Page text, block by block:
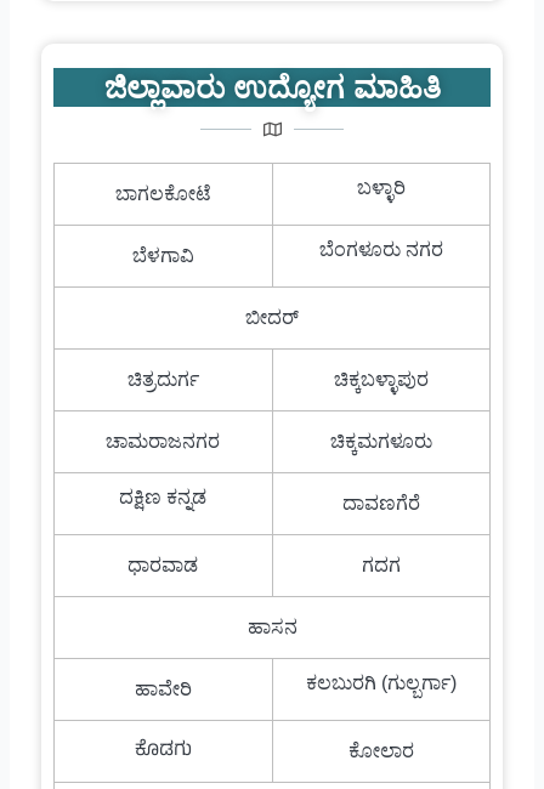
ಜಿಲ್ಲಾವಾರು ಉದ್ಯೋಗ ಮಾಹಿತಿ
ಬಾಗಲಕೋಟೆ ಬಳ್ಳಾರಿ
ಬೆಳಗಾವಿ ಬೆಂಗಳೂರು ನಗರ
ಬೀದರ್
ಚಿತ್ರದುರ್ಗ ಚಿಕ್ಕಬಳ್ಳಾಪುರ
ಚಾಮರಾಜನಗರ ಚಿಕ್ಕಮಗಳೂರು
ದಕ್ಷಿಣ ಕನ್ನಡ ದಾವಣಗೆರೆ
ಧಾರವಾಡ ಗದಗ
ಹಾಸನ
ಹಾವೇರಿ ಕಲಬುರಗಿ (ಗುಲ್ಬರ್ಗಾ)
ಕೊಡಗು ಕೋಲಾರ